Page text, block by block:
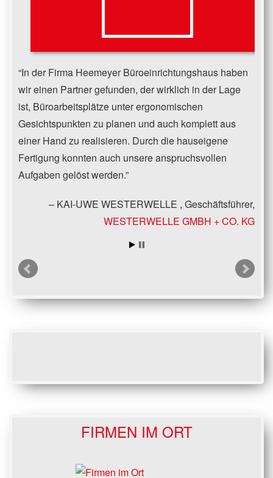
In der Firma Heemeyer Büroeinrichtungshaus haben
wir einen Partner gefunden, der wirklich in der Lage
ist, Büroarbeitsplätze unter ergonomischen
Gesichtspunkten zu planen und auch komplett aus
einer Hand zu realisieren. Durch die hauseigene
Fertigung konnten auch unsere anspruchsvollen
Aufgaben gelöst werden.
KAI-UWE WESTERWELLE Geschäftsführer
WESTERWELLE GMBH + CO. KG
FIRMEN IM ORT